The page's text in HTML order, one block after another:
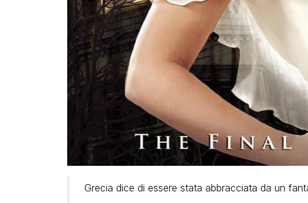
Grecia dice di essere stata abbracciata da un